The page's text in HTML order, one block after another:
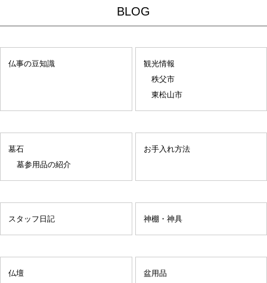
BLOG
仏事の豆知識
観光情報
秩父市
東松山市
墓石
墓参用品の紹介
お手入れ方法
スタッフ日記 神棚・神具
仏壇
盆用品